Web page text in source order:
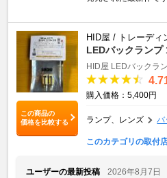
この商品の
価格を比較する
HID屋 / トレーディ
LEDバックランプ
HID屋 LEDバックラ
購入価格：5,400円
ランプ、レンズ バ
このカテゴリの取付
ユーザーの最新投稿
2026年8月7日